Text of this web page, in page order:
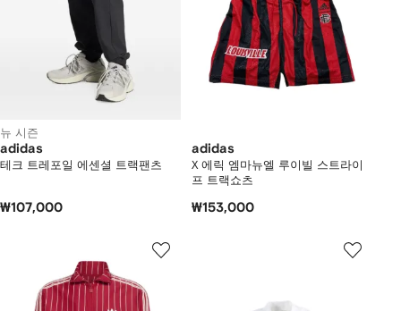
뉴 시즌
adidas
테크 트레포일 에센셜 트랙팬츠
₩107,000
adidas
X 에릭 엠마뉴엘 루이빌 스트라이
프 트랙쇼츠
₩153,000